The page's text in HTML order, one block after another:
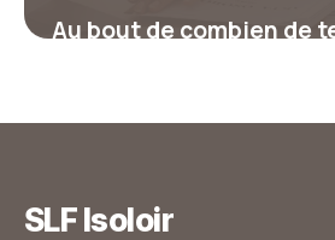
Au bout de combien de
SLF Isoloir